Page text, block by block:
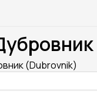
(Dubrovnik)